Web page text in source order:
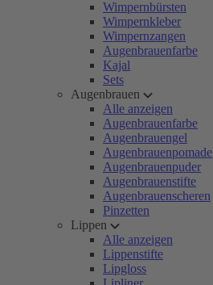
Wimpernbürsten
Wimpernkleber
Wimpernzangen
Augenbrauenfarbe
Kajal
Sets
Augenbrauen
Alle anzeigen
Augenbrauenfarbe
Augenbrauengel
Augenbrauenpomade
Augenbrauenpuder
Augenbrauenstifte
Augenbrauenscheren
Pinzetten
Lippen
Alle anzeigen
Lippenstifte
Lipgloss